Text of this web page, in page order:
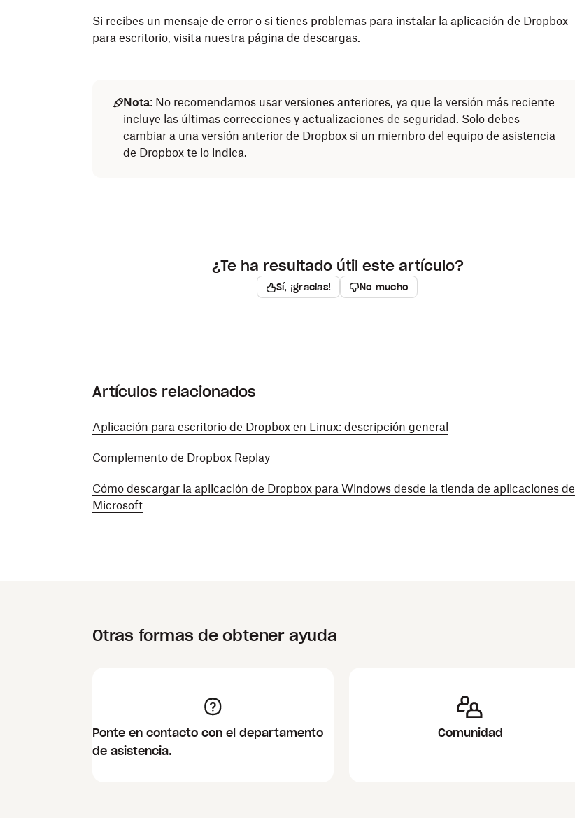
Si recibes un mensaje de error o si tienes problemas para instalar la aplicación de Dropbox
para escritorio, visita nuestra página de descargas.
Nota: No recomendamos usar versiones anteriores, ya que la versión más reciente
incluye las últimas correcciones y actualizaciones de seguridad. Solo debes
cambiar a una versión anterior de Dropbox si un miembro del equipo de asistencia
de Dropbox te lo indica.
¿Te ha resultado útil este artículo?
Sí, ¡gracias! No mucho
Artículos relacionados
Aplicación para escritorio de Dropbox en Linux: descripción general
Complemento de Dropbox Replay
Cómo descargar la aplicación de Dropbox para Windows desde la tienda de aplicaciones de
Microsoft
Otras formas de obtener ayuda
Ponte en contacto con el departamento
de asistencia.
Comunidad